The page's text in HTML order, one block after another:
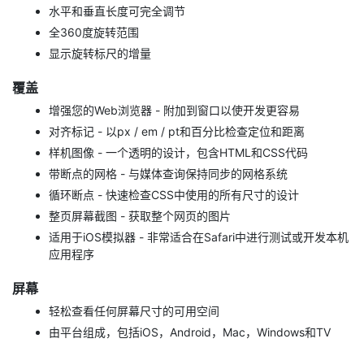
水平和垂直长度可完全调节
全360度旋转范围
显示旋转标尺的增量
覆盖
增强您的Web浏览器 - 附加到窗口以使开发更容易
对齐标记 - 以px / em / pt和百分比检查定位和距离
样机图像 - 一个透明的设计，包含HTML和CSS代码
带断点的网格 - 与媒体查询保持同步的网格系统
循环断点 - 快速检查CSS中使用的所有尺寸的设计
整页屏幕截图 - 获取整个网页的图片
适用于iOS模拟器 - 非常适合在Safari中进行测试或开发本机
应用程序
屏幕
轻松查看任何屏幕尺寸的可用空间
由平台组成，包括iOS，Android，Mac，Windows和TV